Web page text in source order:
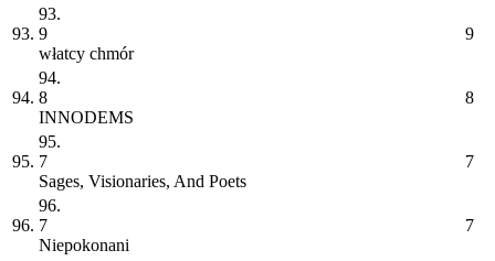
93.
93.
9
włatcy chmór
9
94.
94.
8
INNODEMS
8
95.
95.
7
Sages, Visionaries, And Poets
7
96.
96.
7
Niepokonani
7